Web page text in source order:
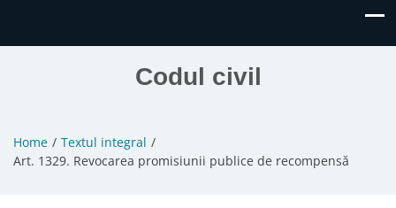
Codul civil
Home
Textul integral
Art. 1329. Revocarea promisiunii publice de recompensă